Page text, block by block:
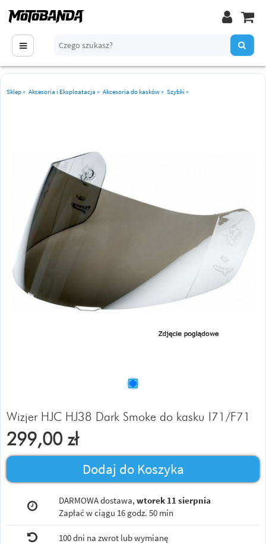
Sklep» Akcesoria i Eksploatacja » Akcesoria do kasków» Szybki »
Wizjer HJC HJ38 Dark Smoke do kasku I71/F71
299,00 zł
Dodaj do Koszyka
DARMOWA dostawa, wtorek 11 sierpnia
Zapłać w ciągu 16 godz. 50 min
100 dni na zwrot lub wymianę